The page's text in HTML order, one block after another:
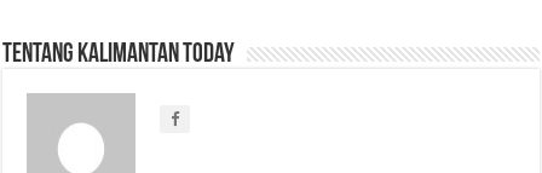
Tentang Kalimantan Today